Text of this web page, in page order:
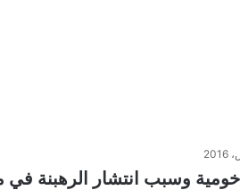
وسبب انتشار الرهبنة